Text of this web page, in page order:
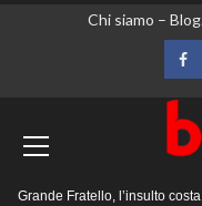
Chi siamo –
Grande Fratello, l’insulto